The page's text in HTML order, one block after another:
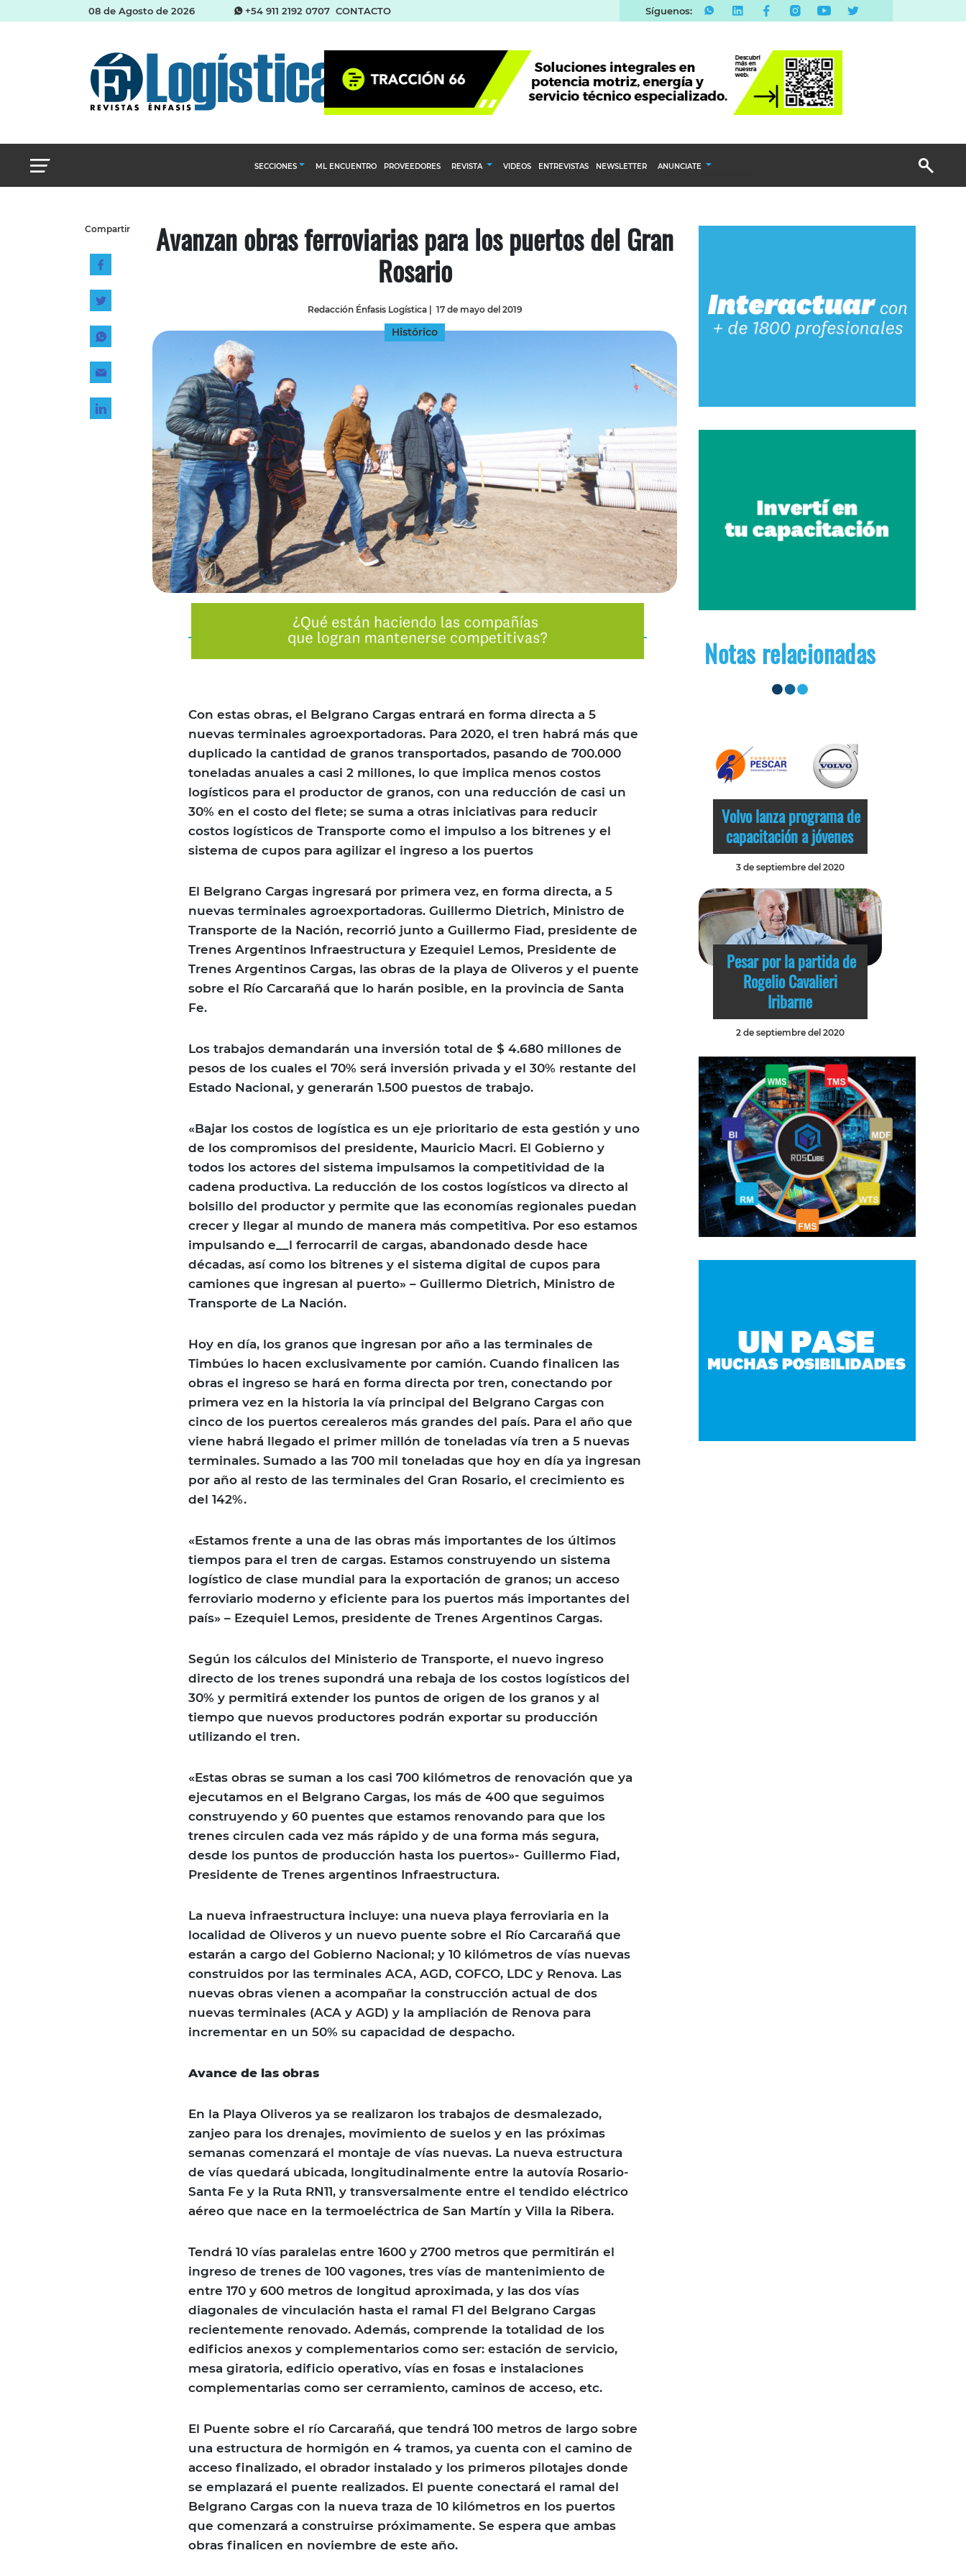
08 de Agosto de 2026 +54 911 2192 0707 CONTACTO Síguenos:
SECCIONES
Almacenes e inventarios
Cadena de Suministro del Agro
Management
Tecnología
ML ENCUENTRO PROVEEDORES REVISTA VIDEOS ENTREVISTAS NEWSLETTER ANUNCIATE
Email Marketing
Branded Content
Compartir Avanzan obras ferroviarias para los puertos del Gran
Rosario
Redacción Énfasis Logística| 17 de mayo del 2019
Histórico
Con estas obras, el Belgrano Cargas entrará en forma directa a 5
nuevas terminales agroexportadoras. Para 2020, el tren habrá más que
duplicado la cantidad de granos transportados, pasando de 700.000
toneladas anuales a casi 2 millones, lo que implica menos costos
logísticos para el productor de granos, con una reducción de casi un
30% en el costo del flete; se suma a otras iniciativas para reducir
costos logísticos de Transporte como el impulso a los bitrenes y el
sistema de cupos para agilizar el ingreso a los puertos
El Belgrano Cargas ingresará por primera vez, en forma directa, a 5
nuevas terminales agroexportadoras. Guillermo Dietrich, Ministro de
Transporte de la Nación, recorrió junto a Guillermo Fiad, presidente de
Trenes Argentinos Infraestructura y Ezequiel Lemos, Presidente de
Trenes Argentinos Cargas, las obras de la playa de Oliveros y el puente
sobre el Río Carcarañá que lo harán posible, en la provincia de Santa
Fe.
Los trabajos demandarán una inversión total de $ 4.680 millones de
pesos de los cuales el 70% será inversión privada y el 30% restante del
Estado Nacional, y generarán 1.500 puestos de trabajo.
«Bajar los costos de logística es un eje prioritario de esta gestión y uno
de los compromisos del presidente, Mauricio Macri. El Gobierno y
todos los actores del sistema impulsamos la competitividad de la
cadena productiva. La reducción de los costos logísticos va directo al
bolsillo del productor y permite que las economías regionales puedan
crecer y llegar al mundo de manera más competitiva. Por eso estamos
impulsando e__l ferrocarril de cargas, abandonado desde hace
décadas, así como los bitrenes y el sistema digital de cupos para
camiones que ingresan al puerto» – Guillermo Dietrich, Ministro de
Transporte de La Nación.
Hoy en día, los granos que ingresan por año a las terminales de
Timbúes lo hacen exclusivamente por camión. Cuando finalicen las
obras el ingreso se hará en forma directa por tren, conectando por
primera vez en la historia la vía principal del Belgrano Cargas con
cinco de los puertos cerealeros más grandes del país. Para el año que
viene habrá llegado el primer millón de toneladas vía tren a 5 nuevas
terminales. Sumado a las 700 mil toneladas que hoy en día ya ingresan
por año al resto de las terminales del Gran Rosario, el crecimiento es
del 142%.
«Estamos frente a una de las obras más importantes de los últimos
tiempos para el tren de cargas. Estamos construyendo un sistema
logístico de clase mundial para la exportación de granos; un acceso
ferroviario moderno y eficiente para los puertos más importantes del
país» – Ezequiel Lemos, presidente de Trenes Argentinos Cargas.
Según los cálculos del Ministerio de Transporte, el nuevo ingreso
directo de los trenes supondrá una rebaja de los costos logísticos del
30% y permitirá extender los puntos de origen de los granos y al
tiempo que nuevos productores podrán exportar su producción
utilizando el tren.
«Estas obras se suman a los casi 700 kilómetros de renovación que ya
ejecutamos en el Belgrano Cargas, los más de 400 que seguimos
construyendo y 60 puentes que estamos renovando para que los
trenes circulen cada vez más rápido y de una forma más segura,
desde los puntos de producción hasta los puertos»- Guillermo Fiad,
Presidente de Trenes argentinos Infraestructura.
La nueva infraestructura incluye: una nueva playa ferroviaria en la
localidad de Oliveros y un nuevo puente sobre el Río Carcarañá que
estarán a cargo del Gobierno Nacional; y 10 kilómetros de vías nuevas
construidos por las terminales ACA, AGD, COFCO, LDC y Renova. Las
nuevas obras vienen a acompañar la construcción actual de dos
nuevas terminales (ACA y AGD) y la ampliación de Renova para
incrementar en un 50% su capacidad de despacho.
Avance de las obras
En la Playa Oliveros ya se realizaron los trabajos de desmalezado,
zanjeo para los drenajes, movimiento de suelos y en las próximas
semanas comenzará el montaje de vías nuevas. La nueva estructura
de vías quedará ubicada, longitudinalmente entre la autovía Rosario-
Santa Fe y la Ruta RN11, y transversalmente entre el tendido eléctrico
aéreo que nace en la termoeléctrica de San Martín y Villa la Ribera.
Tendrá 10 vías paralelas entre 1600 y 2700 metros que permitirán el
ingreso de trenes de 100 vagones, tres vías de mantenimiento de
entre 170 y 600 metros de longitud aproximada, y las dos vías
diagonales de vinculación hasta el ramal F1 del Belgrano Cargas
recientemente renovado. Además, comprende la totalidad de los
edificios anexos y complementarios como ser: estación de servicio,
mesa giratoria, edificio operativo, vías en fosas e instalaciones
complementarias como ser cerramiento, caminos de acceso, etc.
El Puente sobre el río Carcarañá, que tendrá 100 metros de largo sobre
una estructura de hormigón en 4 tramos, ya cuenta con el camino de
acceso finalizado, el obrador instalado y los primeros pilotajes donde
se emplazará el puente realizados. El puente conectará el ramal del
Belgrano Cargas con la nueva traza de 10 kilómetros en los puertos
que comenzará a construirse próximamente. Se espera que ambas
obras finalicen en noviembre de este año.
Notas relacionadas
Volvo lanza programa de
capacitación a jóvenes
3 de septiembre del 2020
Pesar por la partida de
Rogelio Cavalieri
Iribarne
2 de septiembre del 2020